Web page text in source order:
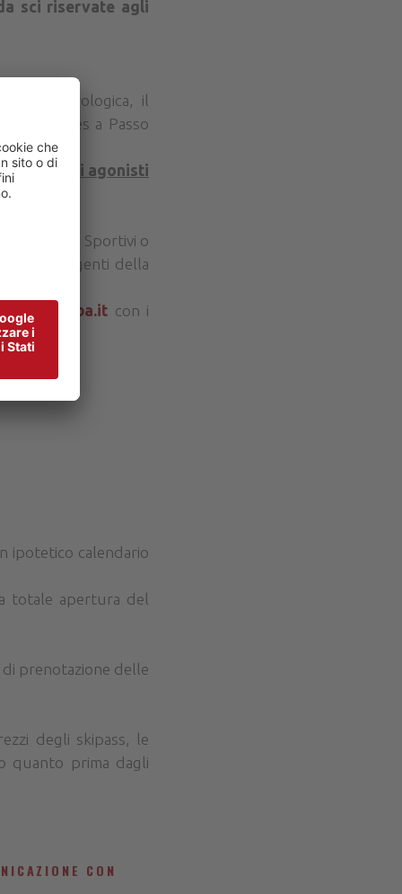
sci riservate agli
meteorologica, il
De Roces a Passo
degli agonisti
dei Gruppi Sportivi o
vigenti della
con i
ipotetico calendario
totale apertura del
di prenotazione delle
degli skipass, le
quanto prima dagli
CON